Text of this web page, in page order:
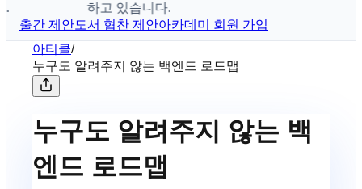
하고 있습니다.
출간 제안도서 협찬 제안아카데미 회원 가입
아티클/
누구도 알려주지 않는 백엔드 로드맵
누구도 알려주지 않는 백
엔드 로드맵